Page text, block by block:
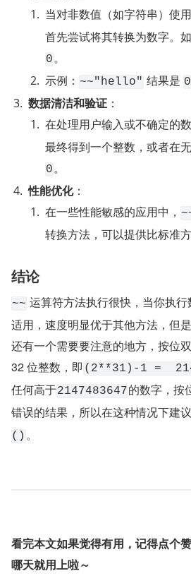
当对非数值（如字符串）使用
0。
示例： ~~"hello" 结果是 0
数据清洁和验证 ：
在处理用户输入或不确定的
0。
性能优化：
在一些性能敏感的应用中，
转换方法，可以提供比标准
结论
~~ 运算符方法执行很快，当你执
适用，速度明显优于其他方法，但
还有一个需要要注意的地方，按位
32 位整数，即 (2**31)-1 =
任何高于2147483647的数字，按
错误的结果，所以在这种情况下建
() 。
看完本文如果觉得有用，记得点个
哪天就用上啦～